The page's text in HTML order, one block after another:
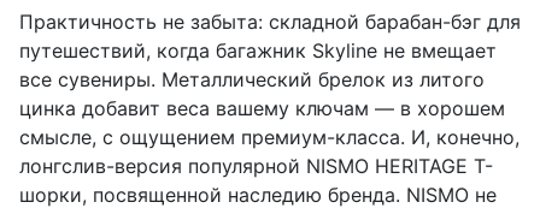
Практичность не забыта: складной барабан-бэг для
путешествий, когда багажник Skyline не вмещает
все сувениры. Металлический брелок из литого
цинка добавит веса вашему ключам — в хорошем
смысле, с ощущением премиум-класса. И, конечно,
лонгслив-версия популярной NISMO HERITAGE T-
шорки, посвященной наследию бренда. NISMO не